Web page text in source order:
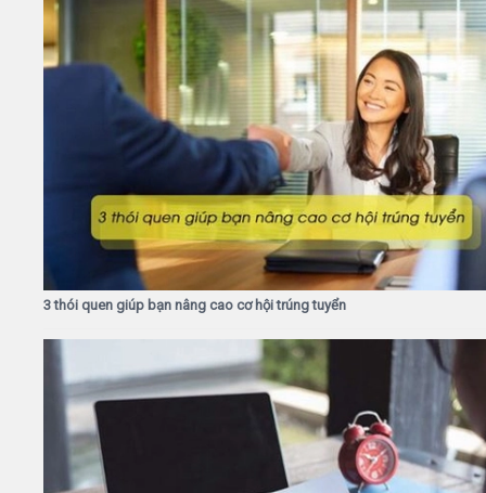
3 thói quen giúp bạn nâng cao cơ hội trúng tuyển